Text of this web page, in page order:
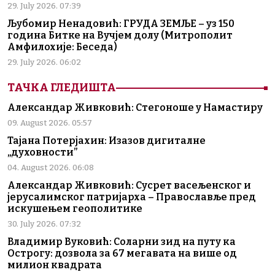
29. July 2026. 07:39
Љубомир Ненадовић: ГРУДА ЗЕМЉЕ – уз 150
година Битке на Вучјем долу (Митрополит
Амфилохије: Беседа)
29. July 2026. 06:02
ТАЧКА ГЛЕДИШТА
Александар Живковић: Стегоноше у Намастиру
09. August 2026. 05:57
Тајана Потерјахин: Изазов дигиталне
„духовности”
04. August 2026. 06:08
Александар Живковић: Сусрет васељенског и
јерусалимског патријарха – Православље пред
искушењем геополитике
30. July 2026. 07:32
Владимир Вуковић: Соларни зид на путу ка
Острогу: дозвола за 67 мегавата на више од
милион квадрата